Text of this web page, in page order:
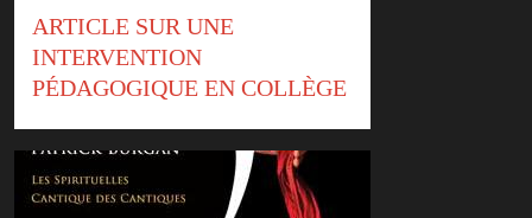
ARTICLE SUR UNE
INTERVENTION
PÉDAGOGIQUE EN COLLÈGE